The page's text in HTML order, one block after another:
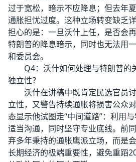
过于宽松，暗示不应降息；但去年
通胀担忧过度。这种立场转变缺乏
担心的是：一旦沃什上任，是否会
特朗普的降息暗示，同时也无法用
和委员会。
Q4：沃什如何处理与特朗普的
独立性？
沃什在讲稿中既肯定民选官员讨
立性，又警告持续通胀将损害公众
态显示他试图走“中间道路”：利用
适当沟通，同时坚守专业底线。前
弃多年秉持的通胀鹰派立场，而是
长期经济的极端重要性，避免重蹈